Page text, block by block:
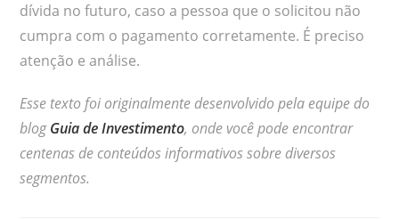
dívida no futuro, caso a pessoa que o solicitou não
cumpra com o pagamento corretamente. É preciso
atenção e análise.
Esse texto foi originalmente desenvolvido pela equipe do
blogGuia de Investimento, onde você pode encontrar
centenas de conteúdos informativos sobre diversos
segmentos.